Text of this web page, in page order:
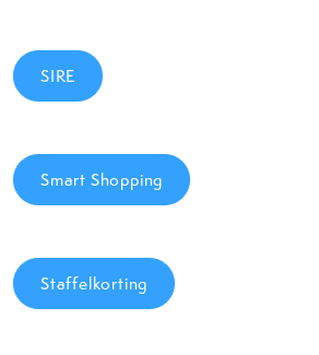
SIRE
Smart Shopping
Staffelkorting